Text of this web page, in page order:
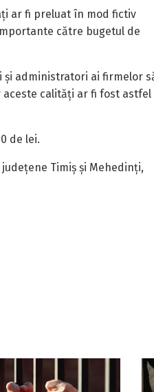
ar fi preluat în mod fictiv
către bugetul de
și administratori ai firmelor
calități ar fi fost astfel
de lei.
Timiș și Mehedinți,